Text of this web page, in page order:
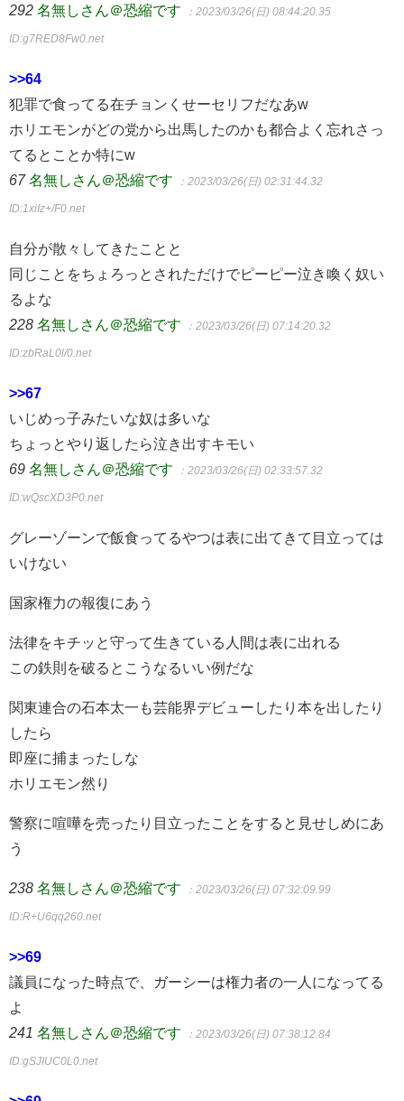
292 名無しさん＠恐縮です ：2023/03/26(日) 08:44:20.35
ID:g7RED8Fw0.net
>>64
犯罪で食ってる在チョンくせーセリフだなあw
ホリエモンがどの党から出馬したのかも都合よく忘れさっ
てるとことか特にw
67 名無しさん＠恐縮です ：2023/03/26(日) 02:31:44.32
ID:1xiIz+/F0.net
自分が散々してきたことと
同じことをちょろっとされただけでピーピー泣き喚く奴い
るよな
228 名無しさん＠恐縮です ：2023/03/26(日) 07:14:20.32
ID:zbRaL0l/0.net
>>67
いじめっ子みたいな奴は多いな
ちょっとやり返したら泣き出すキモい
69 名無しさん＠恐縮です ：2023/03/26(日) 02:33:57.32
ID:wQscXD3P0.net
グレーゾーンで飯食ってるやつは表に出てきて目立っては
いけない
国家権力の報復にあう
法律をキチッと守って生きている人間は表に出れる
この鉄則を破るとこうなるいい例だな
関東連合の石本太一も芸能界デビューしたり本を出したり
したら
即座に捕まったしな
ホリエモン然り
警察に喧嘩を売ったり目立ったことをすると見せしめにあ
う
238 名無しさん＠恐縮です ：2023/03/26(日) 07:32:09.99
ID:R+U6qq260.net
>>69
議員になった時点で、ガーシーは権力者の一人になってる
よ
241 名無しさん＠恐縮です ：2023/03/26(日) 07:38:12.84
ID:gSJIUC0L0.net